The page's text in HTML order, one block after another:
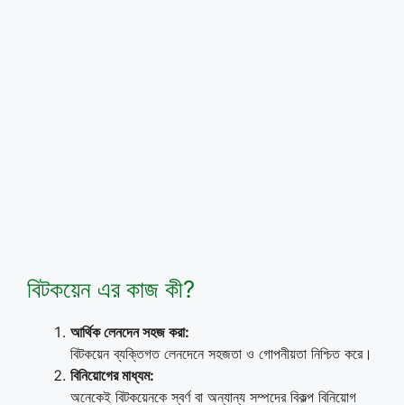
বিটকয়েন এর কাজ কী?
আর্থিক লেনদেন সহজ করা:
বিটকয়েন ব্যক্তিগত লেনদেনে সহজতা ও গোপনীয়তা নিশ্চিত করে।
বিনিয়োগের মাধ্যম:
অনেকেই বিটকয়েনকে স্বর্ণ বা অন্যান্য সম্পদের বিকল্প বিনিয়োগ